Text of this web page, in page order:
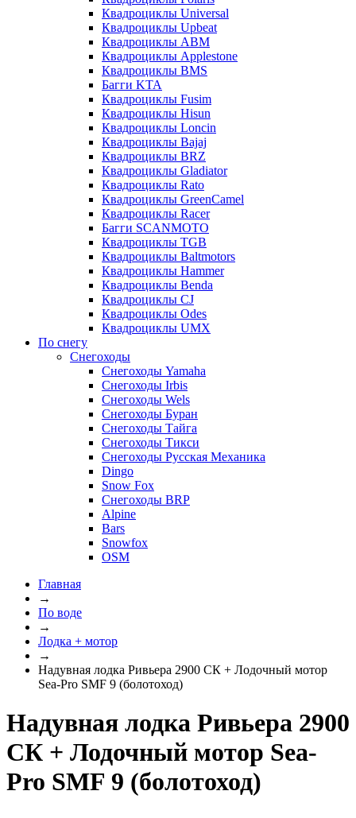
Квадроциклы Universal
Квадроциклы Upbeat
Квадроциклы ABM
Квадроциклы Applestone
Квадроциклы BMS
Багги KTA
Квадроциклы Fusim
Квадроциклы Hisun
Квадроциклы Loncin
Квадроциклы Bajaj
Квадроциклы BRZ
Квадроциклы Gladiator
Квадроциклы Rato
Квадроциклы GreenCamel
Квадроциклы Racer
Багги SCANMOTO
Квадроциклы TGB
Квадроциклы Baltmotors
Квадроциклы Hammer
Квадроциклы Benda
Квадроциклы CJ
Квадроциклы Odes
Квадроциклы UMX
По снегу
Снегоходы
Снегоходы Yamaha
Снегоходы Irbis
Снегоходы Wels
Снегоходы Буран
Снегоходы Тайга
Снегоходы Тикси
Снегоходы Русская Механика
Dingo
Snow Fox
Снегоходы BRP
Alpine
Bars
Snowfox
OSM
Главная
→
По воде
→
Лодка + мотор
→
Надувная лодка Ривьера 2900 СК + Лодочный мотор
Sea-Pro SMF 9 (болотоход)
Надувная лодка Ривьера 2900
СК + Лодочный мотор Sea-
Pro SMF 9 (болотоход)